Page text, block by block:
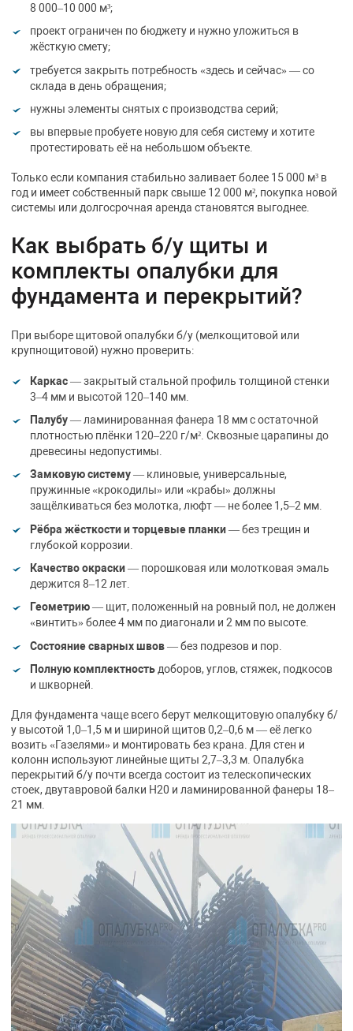
8 000–10 000 м³;
проект ограничен по бюджету и нужно уложиться в
жёсткую смету;
требуется закрыть потребность «здесь и сейчас» — со
склада в день обращения;
нужны элементы снятых с производства серий;
вы впервые пробуете новую для себя систему и хотите
протестировать её на небольшом объекте.
Только если компания стабильно заливает более 15 000 м³ в
год и имеет собственный парк свыше 12 000 м², покупка новой
системы или долгосрочная аренда становятся выгоднее.
Как выбрать б/у щиты и
комплекты опалубки для
фундамента и перекрытий?
При выборе щитовой опалубки б/у (мелкощитовой или
крупнощитовой) нужно проверить:
Каркас— закрытый стальной профиль толщиной стенки
3–4 мм и высотой 120–140 мм.
Палубу— ламинированная фанера 18 мм с остаточной
плотностью плёнки 120–220 г/м². Сквозные царапины до
древесины недопустимы.
Замковую систему— клиновые, универсальные,
пружинные «крокодилы» или «крабы» должны
защёлкиваться без молотка, люфт — не более 1,5–2 мм.
Рёбра жёсткости и торцевые планки— без трещин и
глубокой коррозии.
Качество окраски— порошковая или молотковая эмаль
держится 8–12 лет.
Геометрию— щит, положенный на ровный пол, не должен
«винтить» более 4 мм по диагонали и 2 мм по высоте.
Состояние сварных швов— без подрезов и пор.
Полную комплектностьдоборов, углов, стяжек, подкосов
и шкворней.
Для фундамента чаще всего берут мелкощитовую опалубку б/
у высотой 1,0–1,5 м и шириной щитов 0,2–0,6 м — её легко
возить «Газелями» и монтировать без крана. Для стен и
колонн используют линейные щиты 2,7–3,3 м. Опалубка
перекрытий б/у почти всегда состоит из телескопических
стоек, двутавровой балки H20 и ламинированной фанеры 18–
21 мм.